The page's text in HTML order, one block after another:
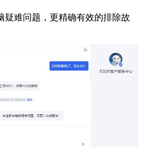
疑难问题，更精确有效的排除故